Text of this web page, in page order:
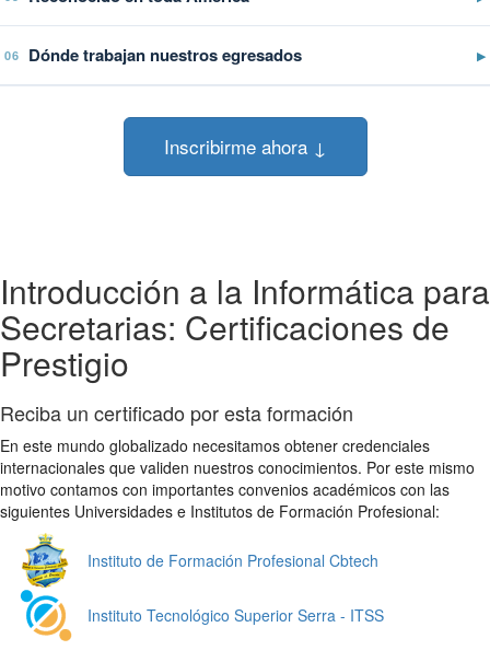
06 Dónde trabajan nuestros egresados ▶
Inscribirme ahora ↓
Introducción a la Informática para
Secretarias: Certificaciones de
Prestigio
Reciba un certificado por esta formación
En este mundo globalizado necesitamos obtener credenciales
internacionales que validen nuestros conocimientos. Por este mismo
motivo contamos con importantes convenios académicos con las
siguientes Universidades e Institutos de Formación Profesional:
Instituto de Formación Profesional Cbtech
Instituto Tecnológico Superior Serra - ITSS